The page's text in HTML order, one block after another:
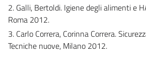
2. Galli, Bertoldi. Igiene degli alimenti e
Roma 2012.
3. Carlo Correra, Corinna Correra.
Tecniche nuove, Milano 2012.